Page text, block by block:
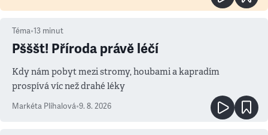
Téma•13 minut
Pšššt! Příroda právě léčí
Kdy nám pobyt mezi stromy, houbami a kapradím
prospívá víc než drahé léky
Markéta Plíhalová•9. 8. 2026